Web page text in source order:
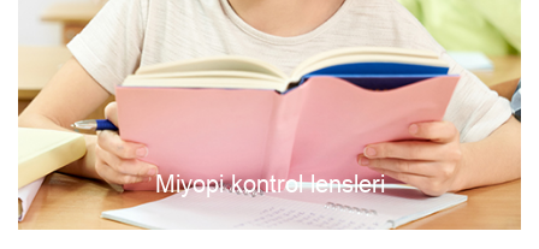
Mavi blok lensler